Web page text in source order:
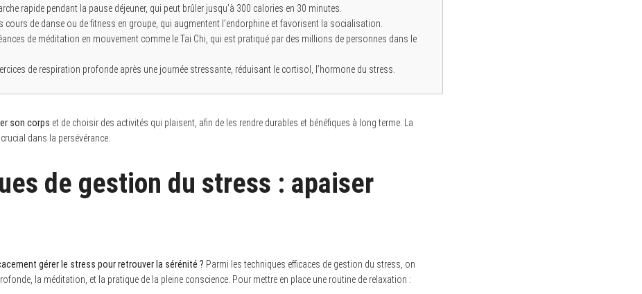
rapide pendant la pause déjeuner, qui peut brûler jusqu’à 300 calories en 30 minutes.
cours de danse ou de fitness en groupe, qui augmentent l’endorphine et favorisent la socialisation.
de méditation en mouvement comme le Tai Chi, qui est pratiqué par des millions de personnes dans le
de respiration profonde après une journée stressante, réduisant le cortisol, l’hormone du stress.
son corps et de choisir des activités qui plaisent, afin de les rendre durables et bénéfiques à long terme. La
dans la persévérance.
de gestion du stress : apaiser
gérer le stress pour retrouver la sérénité ? Parmi les techniques efficaces de gestion du stress, on
la méditation, et la pratique de la pleine conscience. Pour mettre en place une routine de relaxation :